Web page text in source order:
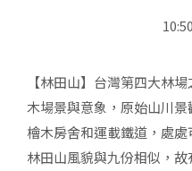
【林田山】台灣第四大林
木場景與意象，原始山川
檜木房舍和運載鐵道，處
林田山風貌與九份相似，